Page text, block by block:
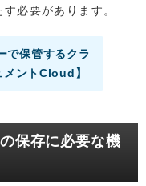
必要があります。
で保管するクラ
ントCloud】
保存に必要な機